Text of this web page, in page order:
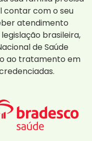
contar com o seu
atendimento
brasileira,
de Saúde
ao tratamento em